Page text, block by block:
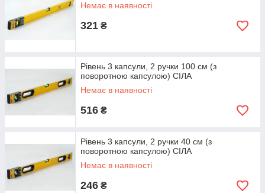
Немає в наявності
321 ₴
Рівень 3 капсули, 2 ручки 100 см (з
поворотною капсулою) СІЛА
Немає в наявності
516 ₴
Рівень 3 капсули, 2 ручки 40 см (з
поворотною капсулою) СІЛА
Немає в наявності
246 ₴